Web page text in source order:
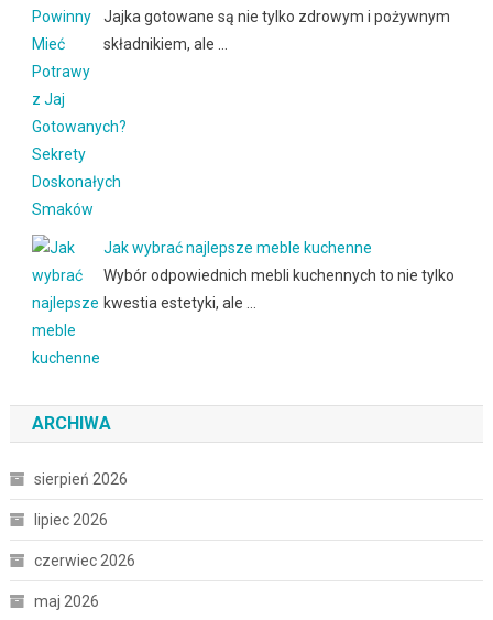
Jajka gotowane są nie tylko zdrowym i pożywnym
składnikiem, ale …
Jak wybrać najlepsze meble kuchenne
Wybór odpowiednich mebli kuchennych to nie tylko
kwestia estetyki, ale …
ARCHIWA
sierpień 2026
lipiec 2026
czerwiec 2026
maj 2026